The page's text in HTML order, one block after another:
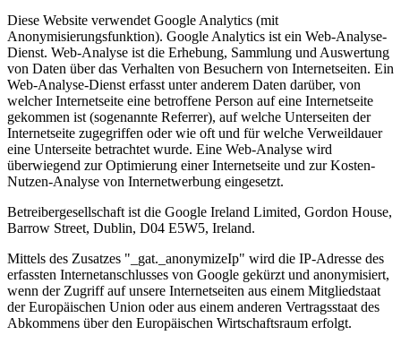
Diese Website verwendet Google Analytics (mit
Anonymisierungsfunktion). Google Analytics ist ein Web-Analyse-
Dienst. Web-Analyse ist die Erhebung, Sammlung und Auswertung
von Daten über das Verhalten von Besuchern von Internetseiten. Ein
Web-Analyse-Dienst erfasst unter anderem Daten darüber, von
welcher Internetseite eine betroffene Person auf eine Internetseite
gekommen ist (sogenannte Referrer), auf welche Unterseiten der
Internetseite zugegriffen oder wie oft und für welche Verweildauer
eine Unterseite betrachtet wurde. Eine Web-Analyse wird
überwiegend zur Optimierung einer Internetseite und zur Kosten-
Nutzen-Analyse von Internetwerbung eingesetzt.
Betreibergesellschaft ist die Google Ireland Limited, Gordon House,
Barrow Street, Dublin, D04 E5W5, Ireland.
Mittels des Zusatzes "_gat._anonymizeIp" wird die IP-Adresse des
erfassten Internetanschlusses von Google gekürzt und anonymisiert,
wenn der Zugriff auf unsere Internetseiten aus einem Mitgliedstaat
der Europäischen Union oder aus einem anderen Vertragsstaat des
Abkommens über den Europäischen Wirtschaftsraum erfolgt.